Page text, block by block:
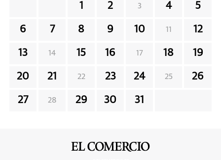
1 2 3 4 5
6 7 8 9 10 11 12
13 14 15 16 17 18 19
20 21 22 23 24 25 26
27 28 29 30 31